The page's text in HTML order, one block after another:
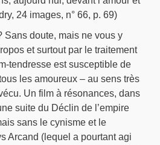
24 images, n° 66, p. 69)
Sans doute, mais ne vous y
et surtout par le traitement
tendresse est susceptible de
les amoureux – au sens très
Un film à résonances, dans
suite du Déclin de l’empire
sans le cynisme et le
Arcand (lequel a pourtant agi